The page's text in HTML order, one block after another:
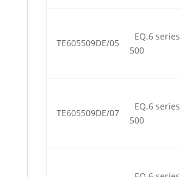
TE605509DE/05
EQ.6 series
500
TE605509DE/07
EQ.6 series
500